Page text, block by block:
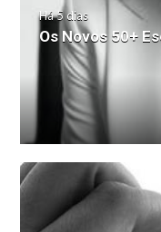
Há 5 dias
Os Novos 50+